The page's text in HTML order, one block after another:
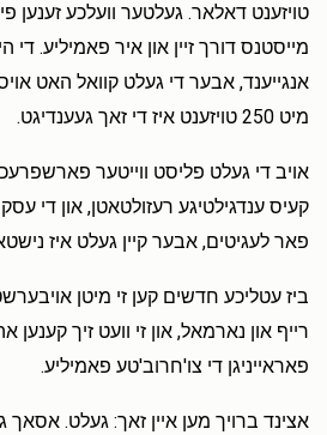
טויזענט דאלאר. געלטער וועלכע זענען
מייסטנס דורך זיין און איר פאמיליע. די
אנגייענד, אבער די געלט קוואל האט
מיט 250 טויזענט איז די זאך געענדיגט.
אויב די געלט פליסט ווייטער
קעיס ענדגילטיגע רעזולטאטן, און די
פאר לעגיטים, אבער קיין געלט איז
ביז עטליכע חדשים קען זי מיטן
רייף און נארמאל, און זי וועט זיך קענען
פאראייניגן די צו'חרוב'טע פאמיליע.
אצינד ברויך מען איין זאך: געלט. אסאך